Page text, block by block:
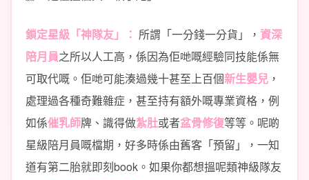
鎖定星級「神隊友」： 所謂「一分錢一分貨」， 資深
陪月員之所以人工高，係因為佢哋嘅經驗同技能係無
可取代嘅。佢哋可能湊過幾十甚至上百個新生嬰兒 ，
處理過各種奇難雜症，甚至持有額外嘅專業資格，例
如係催乳師牌、識得做紮肚或者盆骨修復等等。呢啲
星級陪月員嘅檔期，好多時係由舊客「預留」，一知
道有第二胎就即刻book。如果你都想搵呢類神級隊友